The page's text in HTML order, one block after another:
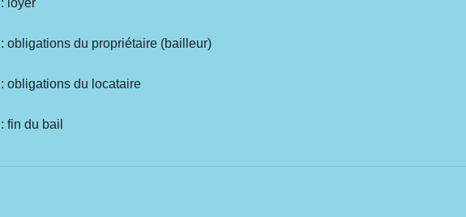
loyer
obligations du propriétaire (bailleur)
obligations du locataire
fin du bail